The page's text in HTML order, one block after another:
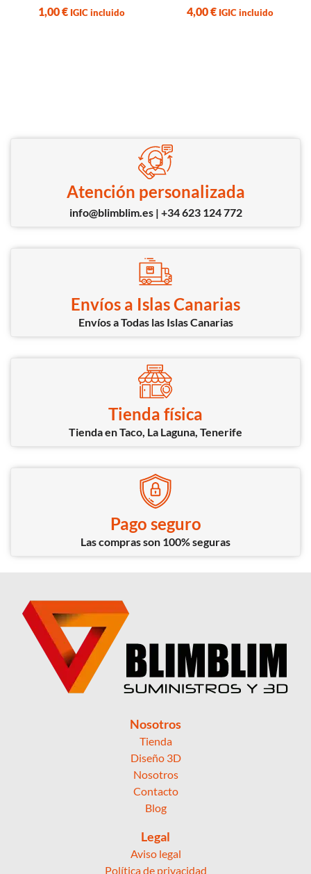
1,00€ IGIC incluido 4,00€ IGIC incluido
Atención personalizada
info@blimblim.es | +34 623 124 772
Envíos a Islas Canarias
Envíos a Todas las Islas Canarias
Tienda física
Tienda en Taco, La Laguna, Tenerife
Pago seguro
Las compras son 100% seguras
Nosotros
Tienda
Diseño 3D
Nosotros
Contacto
Blog
Legal
Aviso legal
Política de privacidad